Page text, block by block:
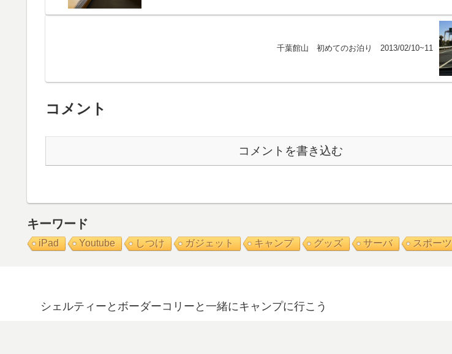
千葉館山 初めてのお泊り 2013/02/10~11
コメント
コメントを書き込む
キーワード
iPad Youtube しつけ ガジェット キャンプ グッズ サーバ スポーツ
シェルティーとボーダーコリーと一緒にキャンプに行こう